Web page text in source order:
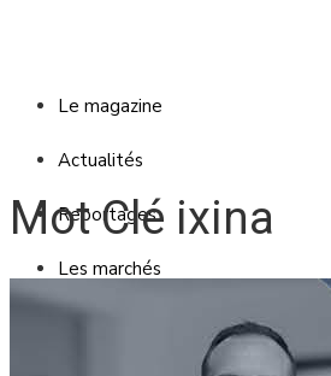
Le magazine
Actualités
Reportages
Les marchés
Mot Clé ixina